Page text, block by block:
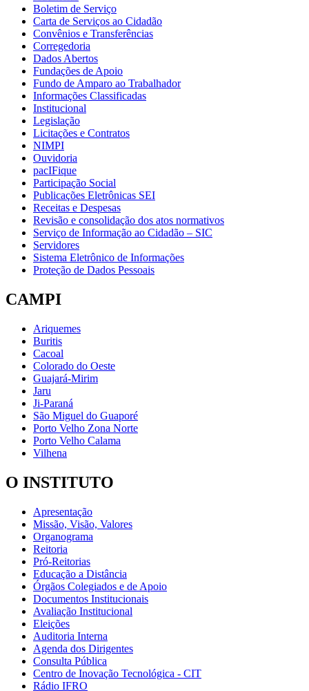
Boletim de Serviço
Carta de Serviços ao Cidadão
Convênios e Transferências
Corregedoria
Dados Abertos
Fundações de Apoio
Fundo de Amparo ao Trabalhador
Informações Classificadas
Institucional
Legislação
Licitações e Contratos
NIMPI
Ouvidoria
pacIFique
Participação Social
Publicações Eletrônicas SEI
Receitas e Despesas
Revisão e consolidação dos atos normativos
Serviço de Informação ao Cidadão – SIC
Servidores
Sistema Eletrônico de Informações
Proteção de Dados Pessoais
CAMPI
Ariquemes
Buritis
Cacoal
Colorado do Oeste
Guajará-Mirim
Jaru
Ji-Paraná
São Miguel do Guaporé
Porto Velho Zona Norte
Porto Velho Calama
Vilhena
O INSTITUTO
Apresentação
Missão, Visão, Valores
Organograma
Reitoria
Pró-Reitorias
Educação a Distância
Órgãos Colegiados e de Apoio
Documentos Institucionais
Avaliação Institucional
Eleições
Auditoria Interna
Agenda dos Dirigentes
Consulta Pública
Centro de Inovação Tecnológica - CIT
Rádio IFRO